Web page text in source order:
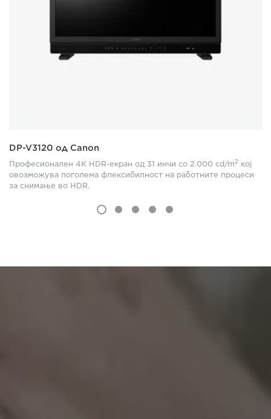
DP-V3120 од Canon
Професионален 4K HDR-екран од 31 инчи со 2.000 cd/m2 кој
овозможува поголема флексибилност на работните процеси
за снимање во HDR.